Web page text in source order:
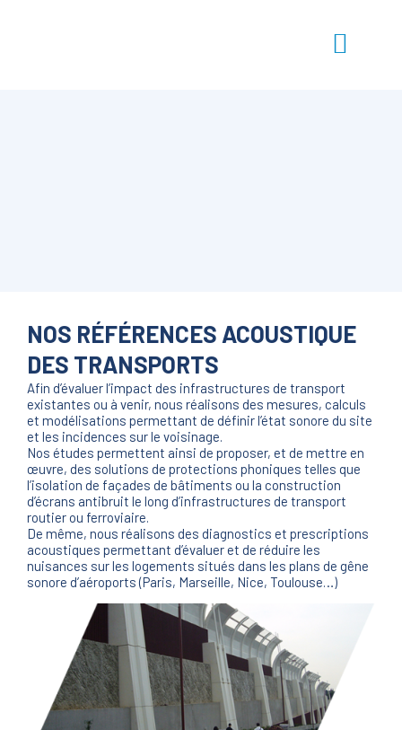
NOS RÉFÉRENCES ACOUSTIQUE
DES TRANSPORTS
Afin d’évaluer l’impact des infrastructures de transport
existantes ou à venir, nous réalisons des mesures, calculs
et modélisations permettant de définir l’état sonore du site
et les incidences sur le voisinage.
Nos études permettent ainsi de proposer, et de mettre en
œuvre, des solutions de protections phoniques telles que
l’isolation de façades de bâtiments ou la construction
d’écrans antibruit le long d’infrastructures de transport
routier ou ferroviaire.
De même, nous réalisons des diagnostics et prescriptions
acoustiques permettant d’évaluer et de réduire les
nuisances sur les logements situés dans les plans de gêne
sonore d’aéroports (Paris, Marseille, Nice, Toulouse…)